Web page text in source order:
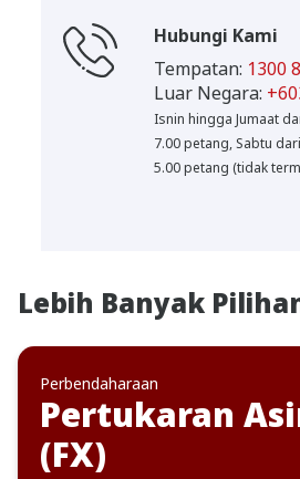
Hubungi Kami
Tempatan: 1300
Luar Negara:
Isnin hingga Jumaat
7.00 petang, Sabtu
5.00 petang (tidak
Lebih Banyak
Perbendaharaan
Pertukaran
(FX)